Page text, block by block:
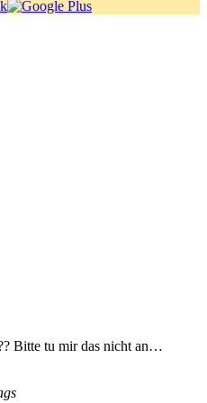
Bitte tu mir das nicht an…